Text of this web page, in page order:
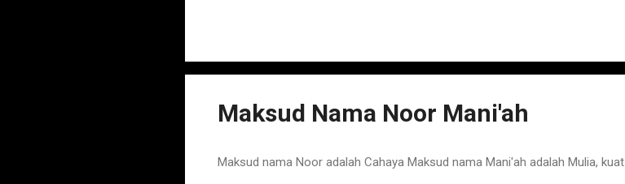
Maksud Nama Noor Mani'ah
Maksud nama Noor adalah Cahaya Maksud nama Mani'ah adalah Mulia, kuat